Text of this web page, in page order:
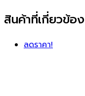
สินค้าที่เกี่ยวข้อง
ลดราคา!